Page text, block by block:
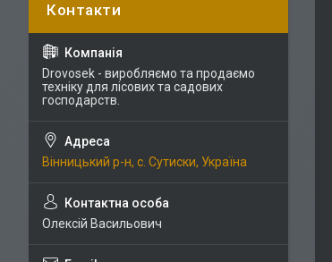
Drovosek - виробляємо та продаємо
техніку для лісових та садових
господарств.
Вінницький р-н, с. Сутиски, Україна
Олексій Васильович